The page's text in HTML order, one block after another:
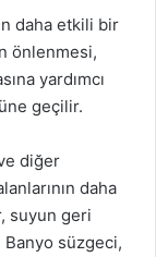
daha etkili bir
önlenmesi,
yardımcı
geçilir.
diğer
daha
suyun geri
Banyo süzgeci,